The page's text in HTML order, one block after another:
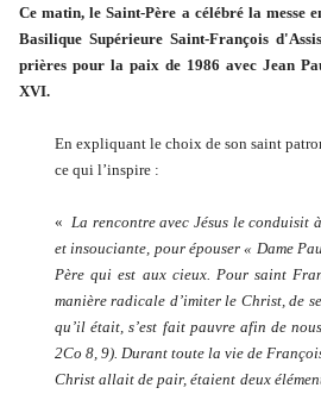
Ce matin, le Saint-Père a célébré la messe
Basilique Supérieure Saint-François
prières pour la paix de 1986 avec Jean
XVI.
En expliquant le choix de son saint
ce qui l’inspire :
« La rencontre avec Jésus le conduisit
et insouciante, pour épouser « Dame
Père qui est aux cieux. Pour saint
manière radicale d’imiter le Christ, de
qu’il était, s’est fait pauvre afin de
2Co 8, 9). Durant toute la vie de
Christ allait de pair, étaient deux